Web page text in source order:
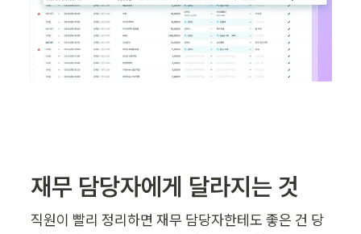
재무 담당자에게 달라지는 것
직원이 빨리 정리하면 재무 담당자한테도 좋은 건 당